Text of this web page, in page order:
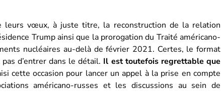
leurs vœux, à juste titre, la reconstruction de la relation
Trump ainsi que la prorogation du Traité américano-
nucléaires au-delà de février 2021. Certes, le format
d’entrer dans le détail. Il est toutefois regrettable que
cette occasion pour lancer un appel à la prise en compte
américano-russes et les discussions au sein de